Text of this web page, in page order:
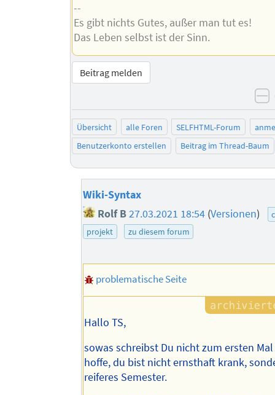
--
Es gibt nichts Gutes, außer man tut es!
Das Leben selbst ist der Sinn.
Beitrag melden
Übersicht alle Foren SELFHTML-Forum
Benutzerkonto erstellen
Beitrag im Thread-Baum
Wiki-Syntax
Rolf B27.03.2021 18:54 (Versionen)
projekt
zu diesem forum
problematische Seite
Hallo TS,
sowas schreibst Du nicht zum ersten
hoffe, du bist nicht ernsthaft krank,
reiferes Semester.